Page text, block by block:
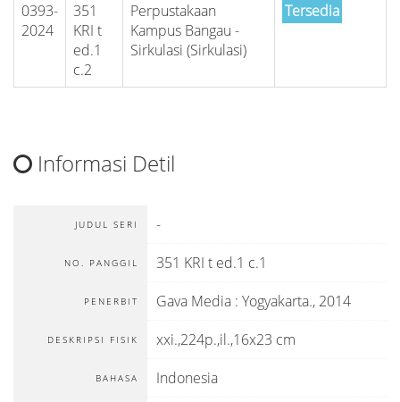
0393-
2024
351
KRI t
ed.1
c.2
Perpustakaan
Kampus Bangau -
Sirkulasi (Sirkulasi)
Tersedia
Informasi Detil
JUDUL SERI -
NO. PANGGIL 351 KRI t ed.1 c.1
PENERBIT Gava Media : Yogyakarta., 2014
DESKRIPSI FISIK xxi.,224p.,il.,16x23 cm
BAHASA Indonesia